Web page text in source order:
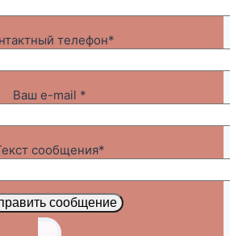
телефон*
Ваш e-mail *
сообщения*
сообщение